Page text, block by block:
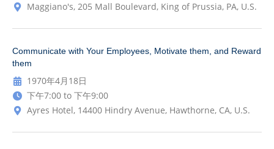
Maggiano's, 205 Mall Boulevard, King of Prussia, PA, U.S.
Communicate with Your Employees, Motivate them, and Reward
them
1970年4月18日
下午7:00 to 下午9:00
Ayres Hotel, 14400 Hindry Avenue, Hawthorne, CA, U.S.